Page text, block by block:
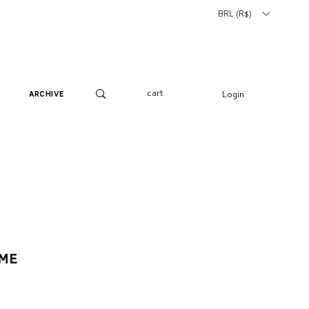
BRL (R$)
archive cart Login